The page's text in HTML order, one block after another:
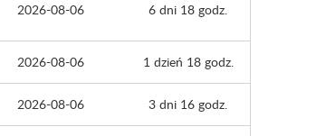
2026-08-06 6 dni 18 godz.
2026-08-06 1 dzień 18 godz.
2026-08-06 3 dni 16 godz.